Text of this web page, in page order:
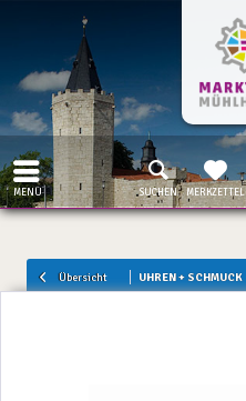
MENÜ SUCHEN MERKZETTEL
Übersicht UHREN + SCHMUCK